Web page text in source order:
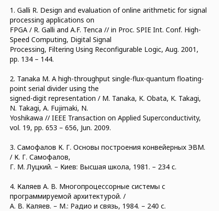
1. Galli R. Design and evaluation of online arithmetic for signal
processing applications on
FPGA / R. Galli and A.F. Tenca // in Proc. SPIE Int. Conf. High-
Speed Computing, Digital Signal
Processing, Filtering Using Reconfigurable Logic, Aug. 2001,
pp. 134 – 144.
2. Tanaka M. A high-throughput single-flux-quantum floating-
point serial divider using the
signed-digit representation / M. Tanaka, K. Obata, K. Takagi,
N. Takagi, A. Fujimaki, N.
Yoshikawa // IEEE Transaction on Applied Superconductivity,
vol. 19, pp. 653 – 656, Jun. 2009.
3. Самофалов К. Г. Основы построения конвейерных ЭВМ.
/ К. Г. Самофалов,
Г. М. Луцкий. – Киев: Высшая школа, 1981. – 234 с.
4. Каляев А. В. Многопроцессорные системы с
программируемой архитектурой. /
А. В. Каляев. – М.: Радио и связь, 1984. – 240 с.